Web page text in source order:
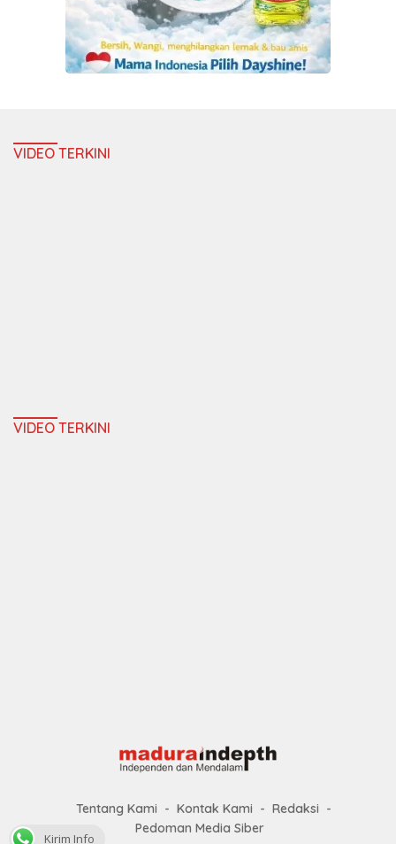
VIDEO TERKINI
VIDEO TERKINI
Tentang Kami Kontak Kami
Redaksi
Pedoman Media Siber
Kirim Info